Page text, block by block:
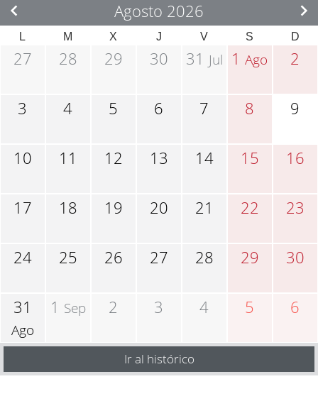
Agosto 2026
L M X J V S D
27 28 29 30 31 Jul 1Ago 2
3 4 5 6 7 8 9
10 11 12 13 14 15 16
17 18 19 20 21 22 23
24 25 26 27 28 29 30
31
Ago
1 Sep 2 3 4 5 6
Ir al histórico